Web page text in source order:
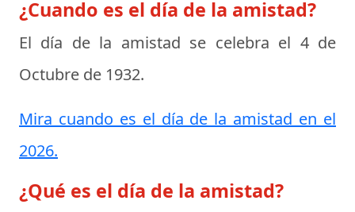
¿Cuando es el día de la amistad?
El día de la amistad se celebra el 4 de
Octubre de 1932.
Mira cuando es el día de la amistad en el
2026.
¿Qué es el día de la amistad?